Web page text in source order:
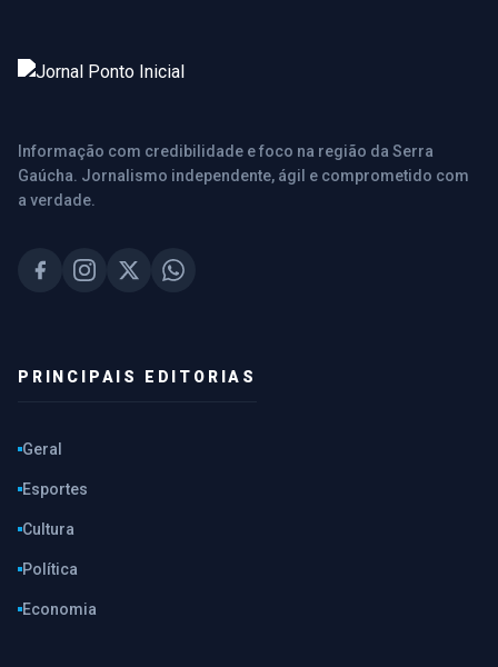
Informação com credibilidade e foco na região da Serra
Gaúcha. Jornalismo independente, ágil e comprometido com
a verdade.
PRINCIPAIS EDITORIAS
Geral
Esportes
Cultura
Política
Economia